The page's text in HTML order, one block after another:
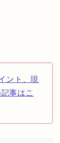
ント、現
事はこ